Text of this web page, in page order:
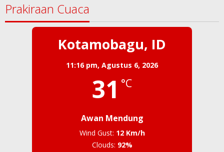
Prakiraan Cuaca
Kotamobagu, ID
11:16 pm, Agustus 6, 2026
31 °C
Awan Mendung
Wind Gust: 12 Km/h
Clouds: 92%